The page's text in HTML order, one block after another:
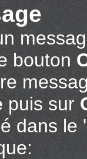
bouton
puis sur
dans